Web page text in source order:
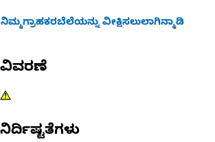
ನಿಮ್ಮಗ್ರಾಹಕರಬೆಲೆಯನ್ನು ವೀಕ್ಷಿಸಲುಲಾಗಿನ್ಮಾಡಿ
ವಿವರಣೆ
ನಿರ್ದಿಷ್ಟತೆಗಳು